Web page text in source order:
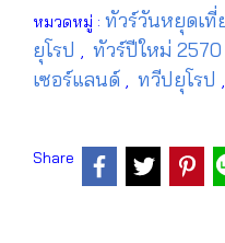
หมวดหมู่ : ทัวร์วันหยุดเที่
ยุโรป , ทัวร์ปีใหม่ 2570
เซอร์แลนด์ , ทวีปยุโรป ,
Share